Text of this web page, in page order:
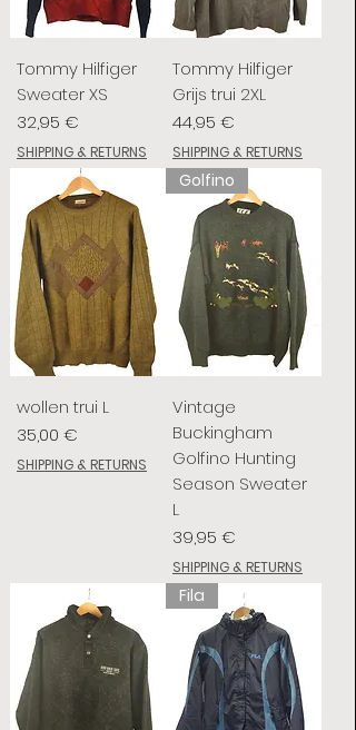
Tommy Hilfiger
Sweater XS
Preis
32,95 €
SHIPPING & RETURNS
Tommy Hilfiger
Grijs trui 2XL
Preis
44,95 €
SHIPPING & RETURNS
wollen trui L
Preis
35,00 €
SHIPPING & RETURNS
Golfino
Vintage
Buckingham
Golfino Hunting
Season Sweater
L
Preis
39,95 €
SHIPPING & RETURNS
Fila